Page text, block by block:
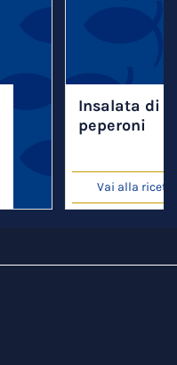
Insalata di
peperoni
Vai alla ricetta